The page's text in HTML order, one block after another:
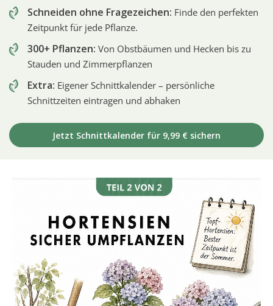
Schneiden ohne Fragezeichen: Finde den perfekten
Zeitpunkt für jede Pflanze.
300+ Pflanzen: Von Obstbäumen und Hecken bis zu
Stauden und Zimmerpflanzen
Extra: Eigener Schnittkalender – persönliche
Schnittzeiten eintragen und abhaken
Jetzt Schnittkalender für 9,99 € sichern